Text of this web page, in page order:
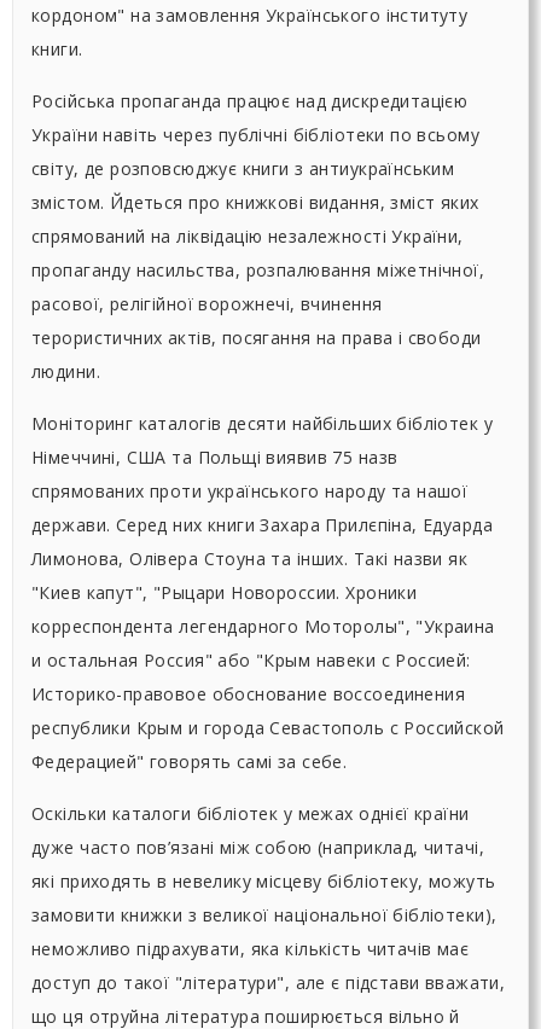
кордоном" на замовлення Українського інституту
книги.
Російська пропаганда працює над дискредитацією
України навіть через публічні бібліотеки по всьому
світу, де розповсюджує книги з антиукраїнським
змістом. Йдеться про книжкові видання, зміст яких
спрямований на ліквідацію незалежності України,
пропаганду насильства, розпалювання міжетнічної,
расової, релігійної ворожнечі, вчинення
терористичних актів, посягання на права і свободи
людини.
Моніторинг каталогів десяти найбільших бібліотек у
Німеччині, США та Польщі виявив 75 назв
спрямованих проти українського народу та нашої
держави. Серед них книги Захара Прилєпіна, Едуарда
Лимонова, Олівера Стоуна та інших. Такі назви як
"Киев капут", "Рыцари Новороссии. Хроники
корреспондента легендарного Моторолы", "Украина
и остальная Россия" або "Крым навеки с Россией:
Историко-правовое обоснование воссоединения
республики Крым и города Севастополь с Российской
Федерацией" говорять самі за себе.
Оскільки каталоги бібліотек у межах однієї країни
дуже часто пов’язані між собою (наприклад, читачі,
які приходять в невелику місцеву бібліотеку, можуть
замовити книжки з великої національної бібліотеки),
неможливо підрахувати, яка кількість читачів має
доступ до такої "літератури", але є підстави вважати,
що ця отруйна література поширюється вільно й